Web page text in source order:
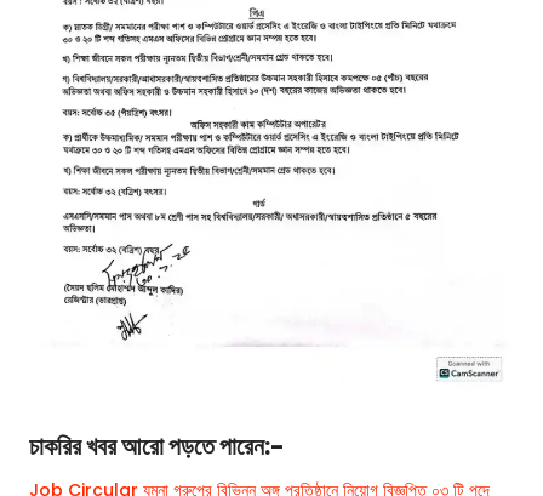
চাকরির খবরআরো পড়তে পারেন:-
Job Circular যমুনা গ্রুপের বিভিন্ন অঙ্গ প্রতিষ্ঠানে নিয়োগ বিজ্ঞপ্তি ০৩ টি পদে